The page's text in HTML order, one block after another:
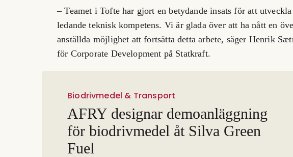
– Teamet i Tofte har gjort en betydande insats för att
ledande teknisk kompetens. Vi är glada över att ha nått en
anställda möjlighet att fortsätta detta arbete, säger Henrik
för Corporate Development på Statkraft.
Biodrivmedel & Transport
AFRY designar demoanläggning
för biodrivmedel åt Silva Green
Fuel